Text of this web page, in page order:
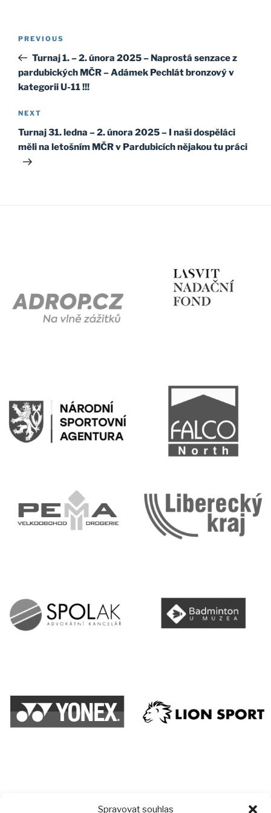
Spravovat souhlas
Post
Previous
Post
PREVIOUS
Turnaj 1. – 2. února 2025 – Naprostá senzace z
pardubických MČR – Adámek Pechlát bronzový v
kategorii U-11 !!!
Next
Post
NEXT
Turnaj 31. ledna – 2. února 2025 – I naši dospěláci
měli na letošním MČR v Pardubicích nějakou tu práci